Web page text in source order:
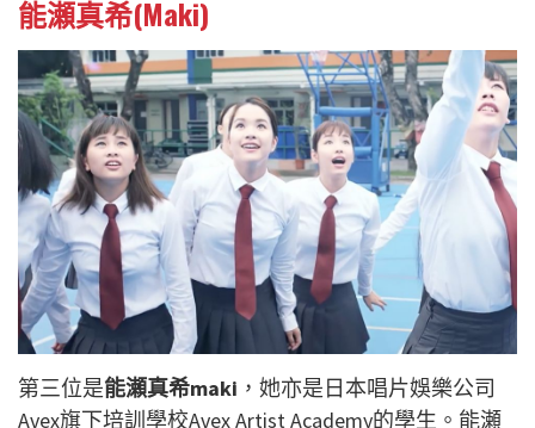
能瀬真希(Maki)
第三位是能瀬真希maki ，她亦是日本唱片娛樂公司
Avex旗下培訓學校Avex Artist Academy的學生。能瀬